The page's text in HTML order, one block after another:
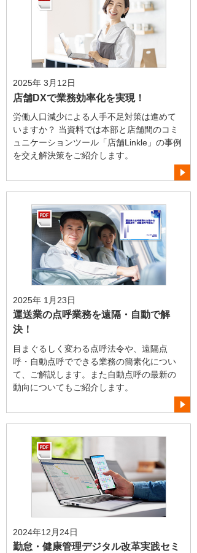
2025年 3月12日
店舗DXで業務効率化を実現！
労働人口減少による人手不足対策は進めて
いますか？ 当資料では本部と店舗間のコミ
ュニケーションツール「店舗Linkle」の事例
を交え解決策をご紹介します。
2025年 1月23日
運送業の点呼業務を遠隔・自動で解
決！
目まぐるしく変わる点呼法令や、遠隔点
呼・自動点呼でできる業務の簡素化につい
て、ご解説します。また自動点呼の最新の
動向についてもご紹介します。
2024年12月24日
勤怠・健康管理デジタル改革実践セミ